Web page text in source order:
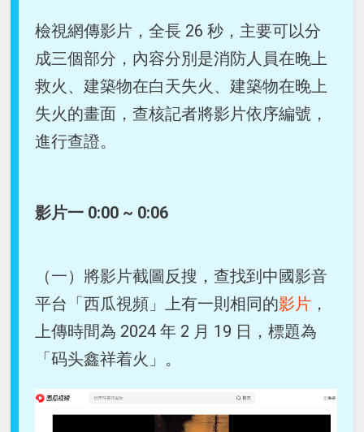
檢視網傳影片，全長 26 秒，主要可以分
成三個部分，內容分別是消防人員在晚上
救火、建築物在白天失火、建築物在晚上
失火的畫面，查核記者將影片依序編號，
進行查證。
影片一 0:00 ~ 0:06
（一）將影片截圖反搜，查找到中國影音
平台「西瓜視頻」上有一則相同的影片 ，
上傳時間為 2024 年 2 月 19 日，標題為
「码头鑫祥着火」。